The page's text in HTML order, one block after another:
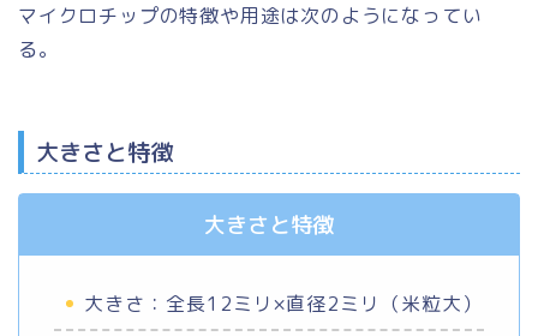
マイクロチップの特徴や用途は次のようになってい
る。
大きさと特徴
大きさと特徴
大きさ：全長12ミリ×直径2ミリ（米粒大）